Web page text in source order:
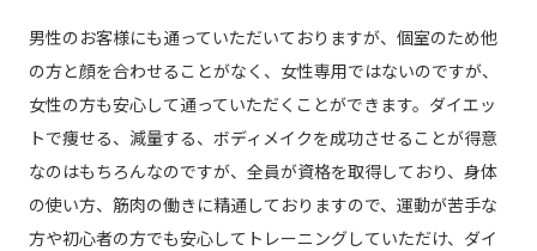
男性のお客様にも通っていただいておりますが、個室のため他
の方と顔を合わせることがなく、女性専用ではないのですが、
女性の方も安心して通っていただくことができます。ダイエッ
トで痩せる、減量する、ボディメイクを成功させることが得意
なのはもちろんなのですが、全員が資格を取得しており、身体
の使い方、筋肉の働きに精通しておりますので、運動が苦手な
方や初心者の方でも安心してトレーニングしていただけ、ダイ